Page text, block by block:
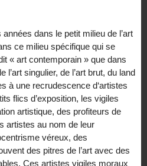
dans le petit milieu de l’art
ce milieu spécifique qui se
« art contemporain » que dans
singulier, de l’art brut, du land
à une recrudescence d‘artistes
flics d’exposition, les vigiles
artistique, des profiteurs de
artistes au nom de leur
véreux, des
des pitres de l’art avec des
Ces artistes vigiles moraux